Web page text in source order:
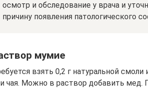
осмотр и обследование у врача и
причину появления патологического
мумие
взять 0,2 г натуральной
чая. Можно в раствор добавить мед.